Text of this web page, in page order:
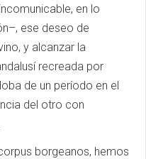
en lo
ese deseo de
y alcanzar la
recreada por
de un período en el
del otro con
borgeanos, hemos